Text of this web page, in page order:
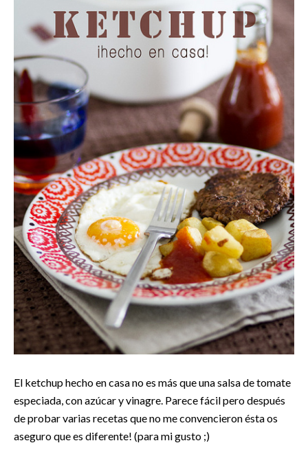
El ketchup hecho en casa no es más que una salsa de tomate
especiada, con azúcar y vinagre. Parece fácil pero después
de probar varias recetas que no me convencieron ésta os
aseguro que es diferente! (para mi gusto ;)